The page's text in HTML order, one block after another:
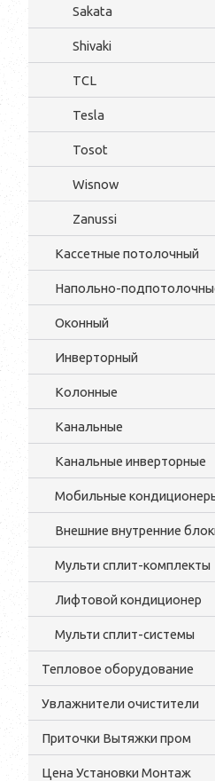
Sakata
Shivaki
TCL
Tesla
Tosot
Wisnow
Zanussi
Кассетные потолочный
Напольно-
Оконный
Инверторный
Колонные
Канальные
Канальные инверторные
Мобильные
Внешние внутренние
Мульти cплит-комплекты
Лифтовой кондиционер
Мульти сплит-системы
Тепловое оборудование
Увлажнители очистители
Приточки Вытяжки пром
Цена Установки Монтаж